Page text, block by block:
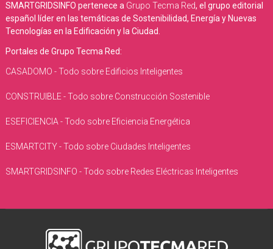
SMARTGRIDSINFO pertenece a Grupo Tecma Red, el grupo editorial
español líder en las temáticas de Sostenibilidad, Energía y Nuevas
Tecnologías en la Edificación y la Ciudad.
Portales de Grupo Tecma Red:
CASADOMO - Todo sobre Edificios Inteligentes
CONSTRUIBLE - Todo sobre Construcción Sostenible
ESEFICIENCIA - Todo sobre Eficiencia Energética
ESMARTCITY - Todo sobre Ciudades Inteligentes
SMARTGRIDSINFO - Todo sobre Redes Eléctricas Inteligentes